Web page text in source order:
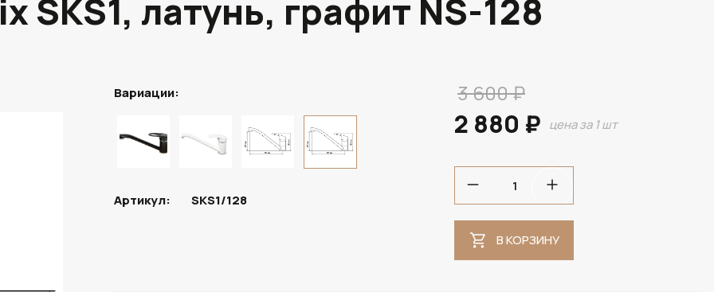
SKS1, латунь, графит NS-128
Вариации:
Артикул: SKS1/128
3 600 ₽
2 880 ₽ цена за 1 шт
В КОРЗИНУ